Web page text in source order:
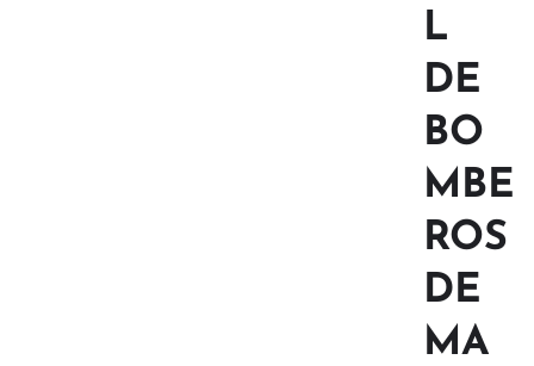
L
DE
BO
MBE
ROS
DE
MA